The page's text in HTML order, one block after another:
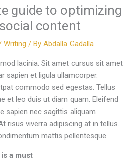
guide to optimizing
content
Writing / By Abdalla Gadalla
lacinia. Sit amet cursus sit amet
sapien et ligula ullamcorper.
commodo sed egestas. Tellus
et leo duis ut diam quam. Eleifend
sapien nec sagittis aliquam
risus viverra adipiscing at in tellus.
mattis pellentesque.
a must